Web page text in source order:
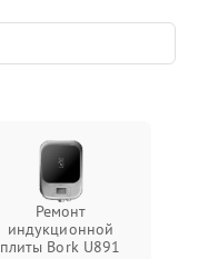
Ремонт
индукционной
плиты Bork U891